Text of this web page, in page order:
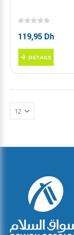
119,95 Dh
DETAILS